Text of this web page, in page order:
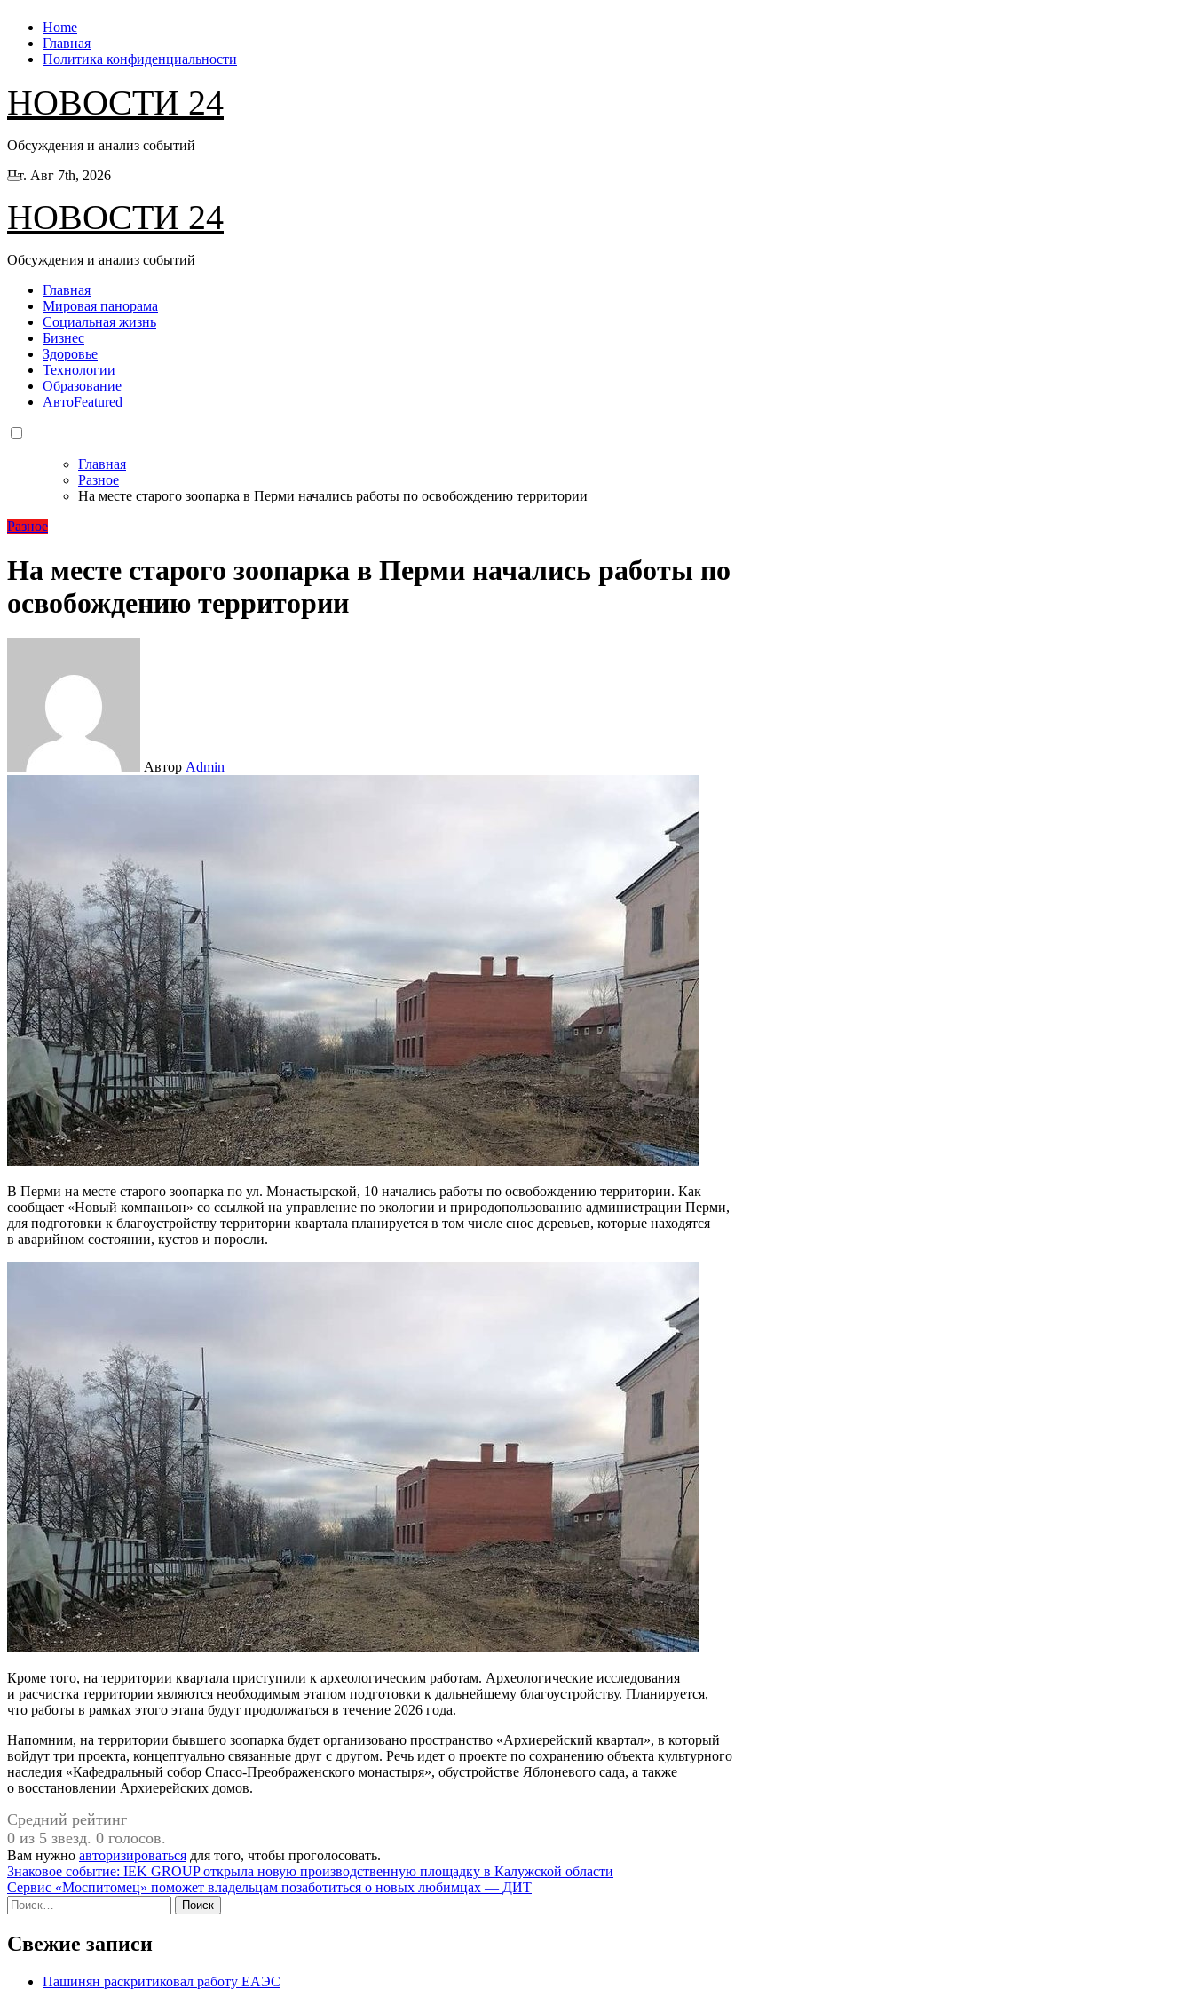
Перейти
содержанию
Home
Главная
Политика конфиденциальности
НОВОСТИ 24
Обсуждения и анализ событий
Пт. Авг 7th, 2026
НОВОСТИ 24
Обсуждения и анализ событий
Главная
Мировая панорама
Социальная жизнь
Бизнес
Здоровье
Технологии
Образование
АвтоFeatured
Главная
Разное
На месте старого зоопарка в Перми начались работы по освобождению территории
Разное
На месте старого зоопарка в Перми начались работы по
освобождению территории
Автор Admin
В Перми на месте старого зоопарка по ул. Монастырской, 10 начались работы по освобождению территории. Как
сообщает «Новый компаньон» со ссылкой на управление по экологии и природопользованию администрации Перми,
для подготовки к благоустройству территории квартала планируется в том числе снос деревьев, которые находятся
в аварийном состоянии, кустов и поросли.
Кроме того, на территории квартала приступили к археологическим работам. Археологические исследования
и расчистка территории являются необходимым этапом подготовки к дальнейшему благоустройству. Планируется,
что работы в рамках этого этапа будут продолжаться в течение 2026 года.
Напомним, на территории бывшего зоопарка будет организовано пространство «Архиерейский квартал», в который
войдут три проекта, концептуально связанные друг с другом. Речь идет о проекте по сохранению объекта культурного
наследия «Кафедральный собор Спасо-Преображенского монастыря», обустройстве Яблоневого сада, а также
о восстановлении Архиерейских домов.
Средний рейтинг
0 из 5 звезд. 0 голосов.
Вам нужно авторизироваться для того, чтобы проголосовать.
Навигация
по
записям
Знаковое событие: IEK GROUP открыла новую производственную площадку в Калужской области
Сервис «Моспитомец» поможет владельцам позаботиться о новых любимцах — ДИТ
Найти:
Свежие записи
Пашинян раскритиковал работу ЕАЭС